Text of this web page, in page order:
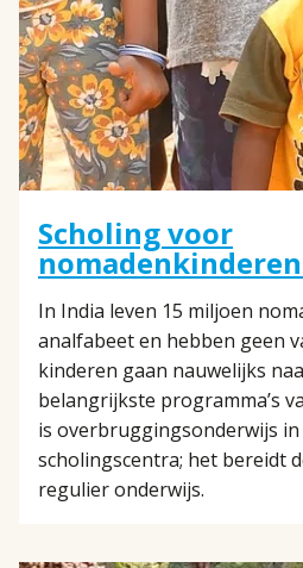
Scholing voor
In India leven 15 miljoen
analfabeet en hebben geen
kinderen gaan nauwelijks
belangrijkste programma’s
is overbruggingsonderwijs in
scholingscentra; het bereidt
regulier onderwijs.